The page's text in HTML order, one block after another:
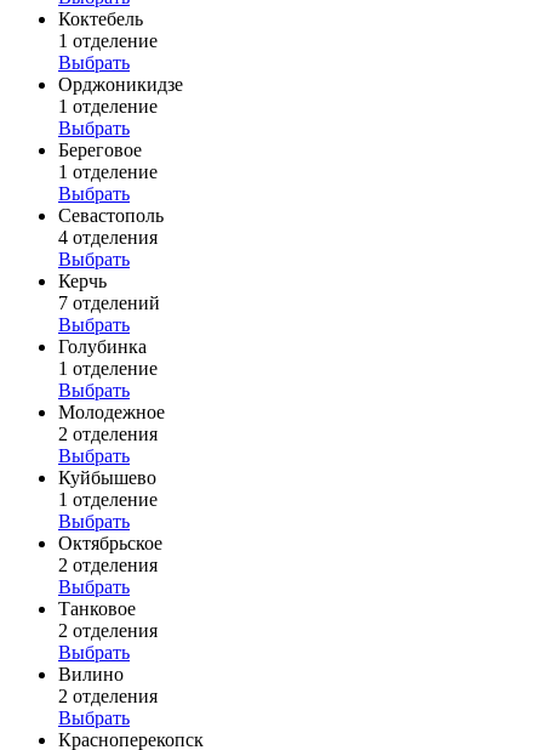
Коктебель
1 отделение
Выбрать
Орджоникидзе
1 отделение
Выбрать
Береговое
1 отделение
Выбрать
Севастополь
4 отделения
Выбрать
Керчь
7 отделений
Выбрать
Голубинка
1 отделение
Выбрать
Молодежное
2 отделения
Выбрать
Куйбышево
1 отделение
Выбрать
Октябрьское
2 отделения
Выбрать
Танковое
2 отделения
Выбрать
Вилино
2 отделения
Выбрать
Красноперекопск